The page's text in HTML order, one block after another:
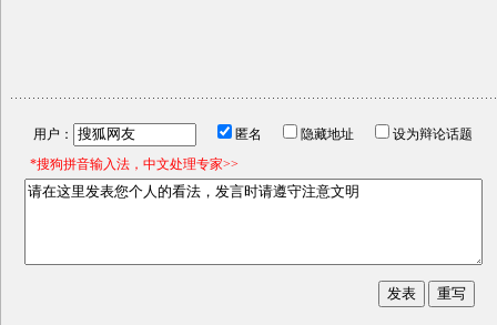
用户： 匿名 隐藏地址
设为辩论话题
*搜狗拼音输入法，中文处理专家>>